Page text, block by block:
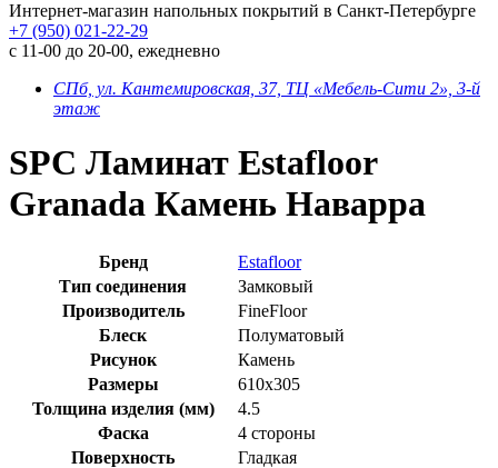
Интернет-магазин напольных покрытий в Санкт-Петербурге
+7 (950) 021-22-29
с 11-00 до 20-00, ежедневно
СПб, ул. Кантемировская, 37, ТЦ «Мебель-Сити 2», 3-й
этаж
SPC Ламинат Estafloor
Granada Камень Наварра
Бренд
Estafloor
Тип соединения
Замковый
Производитель
FineFloor
Блеск
Полуматовый
Рисунок
Камень
Размеры
610х305
Толщина изделия (мм)
4.5
Фаска
4 стороны
Поверхность
Гладкая